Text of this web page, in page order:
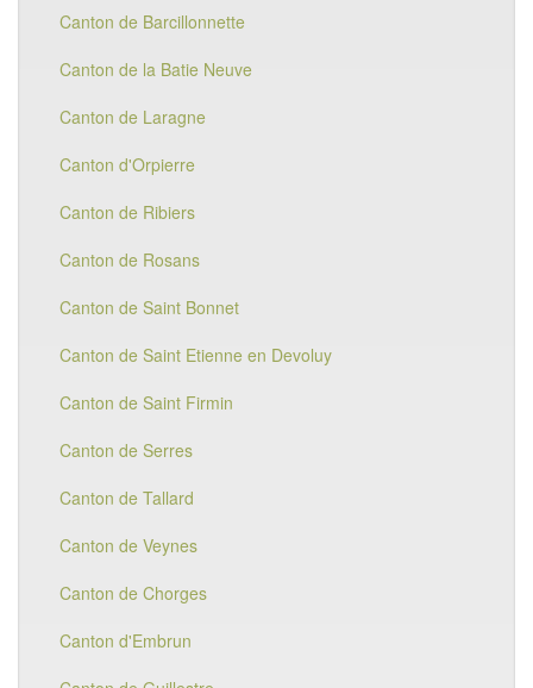
Canton de Barcillonnette
Canton de la Batie Neuve
Canton de Laragne
Canton d'Orpierre
Canton de Ribiers
Canton de Rosans
Canton de Saint Bonnet
Canton de Saint Etienne en Devoluy
Canton de Saint Firmin
Canton de Serres
Canton de Tallard
Canton de Veynes
Canton de Chorges
Canton d'Embrun